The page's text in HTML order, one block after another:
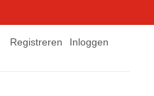
Registreren Inloggen